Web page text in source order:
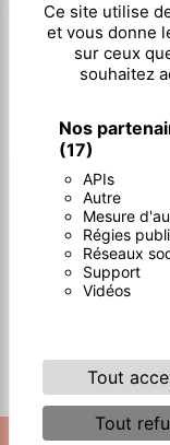
Ce site utilise
et vous donne
sur ceux
souhaitez
Nos
(17)
APIs
Autre
Mesure
Régies
Réseaux
Support
Vidéos
Tout
Tout
** Les